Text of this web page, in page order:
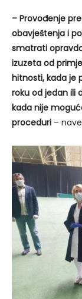
– Provođenje
obavještenja i
smatrati
izuzeta od
hitnosti, kada je
roku od jedan ili
kada nije
proceduri –